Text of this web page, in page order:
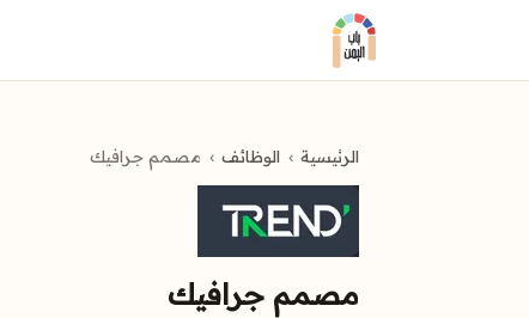
الرئيسية الوظائف مصمم جرافيك
مصمم جرافيك